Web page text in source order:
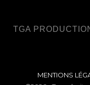
TGA
MENTIONS